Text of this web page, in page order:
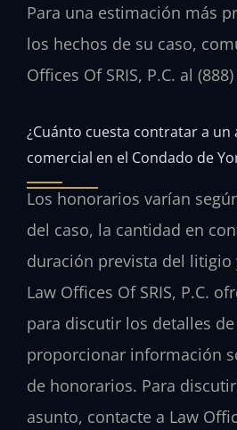
Para una estimación más
los hechos de su caso,
Offices Of SRIS, P.C. al
¿Cuánto cuesta contratar a un
comercial en el Condado de
Los honorarios varían
del caso, la cantidad en
duración prevista del litigio
Law Offices Of SRIS, P.C.
para discutir los detalles
proporcionar información
de honorarios. Para
asunto, contacte a Law